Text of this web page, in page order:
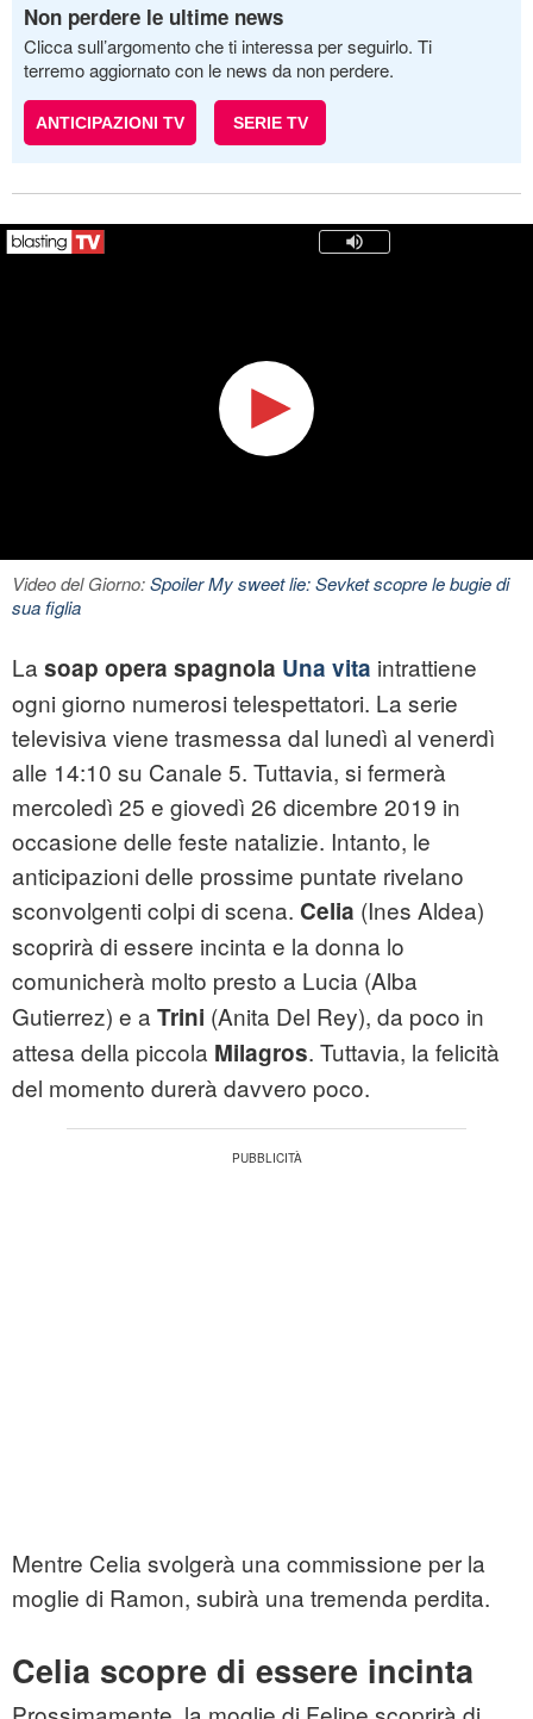
Non perdere le ultime news
Clicca sull’argomento che ti interessa per seguirlo. Ti
terremo aggiornato con le news da non perdere.
ANTICIPAZIONI TV SERIE TV
Video del Giorno:Spoiler My sweet lie: Sevket scopre le bugie di
sua figlia
La soap opera spagnola Una vita intrattiene
ogni giorno numerosi telespettatori. La serie
televisiva viene trasmessa dal lunedì al venerdì
alle 14:10 su Canale 5. Tuttavia, si fermerà
mercoledì 25 e giovedì 26 dicembre 2019 in
occasione delle feste natalizie. Intanto, le
anticipazioni delle prossime puntate rivelano
sconvolgenti colpi di scena. Celia (Ines Aldea)
scoprirà di essere incinta e la donna lo
comunicherà molto presto a Lucia (Alba
Gutierrez) e a Trini (Anita Del Rey), da poco in
attesa della piccola Milagros. Tuttavia, la felicità
del momento durerà davvero poco.
Mentre Celia svolgerà una commissione per la
moglie di Ramon, subirà una tremenda perdita.
Celia scopre di essere incinta